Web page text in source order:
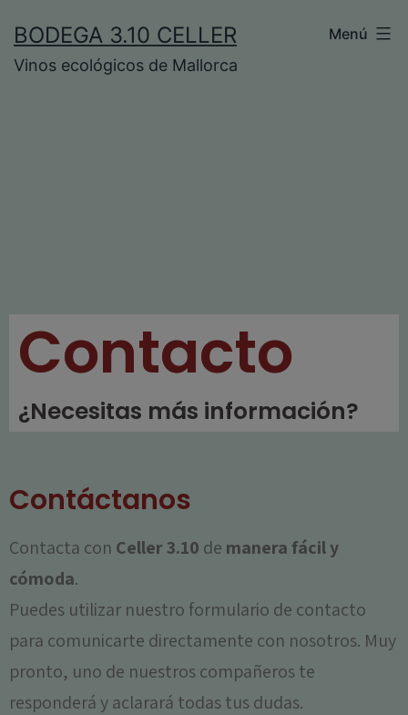
BODEGA 3.10 CELLER
Vinos ecológicos de Mallorca
Menú
Contacto
¿Necesitas más información?
Contáctanos
Contacta con Celler 3.10 de manera fácil y
cómoda.
Puedes utilizar nuestro formulario de contacto
para comunicarte directamente con nosotros. Muy
pronto, uno de nuestros compañeros te
responderá y aclarará todas tus dudas.